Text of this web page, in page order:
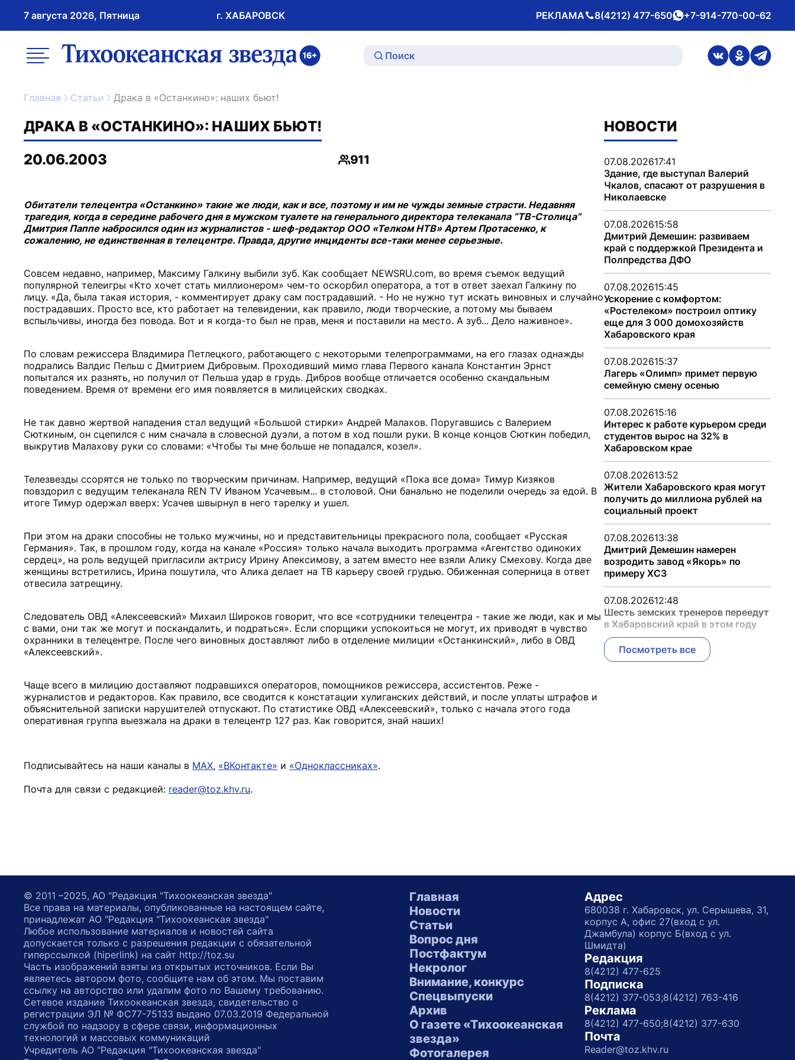
7 августа 2026, Пятница г. ХАБАРОВСК РЕКЛАМА
Телефон 8(4212) 477-650whatsApp
+7-914-770-00-62
меню ссылка на главную
ссылка на
ссылка на
Главная Статьи Драка в «Останкино»: наших бьют!
ДРАКА В «ОСТАНКИНО»: НАШИХ БЬЮТ!
20.06.2003
Просмотры
911
Обитатели телецентра «Останкино» такие же люди, как и все, поэтому и им не чужды земные страсти. Недавняя
трагедия, когда в середине рабочего дня в мужском туалете на генерального директора телеканала “ТВ-Столица”
Дмитрия Паппе набросился один из журналистов - шеф-редактор ООО «Телком НТВ» Артем Протасенко, к
сожалению, не единственная в телецентре. Правда, другие инциденты все-таки менее серьезные.
Совсем недавно, например, Максиму Галкину выбили зуб. Как сообщает NEWSRU.com, во время съемок ведущий
популярной телеигры «Кто хочет стать миллионером» чем-то оскорбил оператора, а тот в ответ заехал Галкину по
лицу. «Да, была такая история, - комментирует драку сам пострадавший. - Но не нужно тут искать виновных и случайно
пострадавших. Просто все, кто работает на телевидении, как правило, люди творческие, а потому мы бываем
вспыльчивы, иногда без повода. Вот и я когда-то был не прав, меня и поставили на место. А зуб... Дело наживное».
По словам режиссера Владимира Петлецкого, работающего с некоторыми телепрограммами, на его глазах однажды
подрались Валдис Пельш с Дмитрием Дибровым. Проходивший мимо глава Первого канала Константин Эрнст
попытался их разнять, но получил от Пельша удар в грудь. Дибров вообще отличается особенно скандальным
поведением. Время от времени его имя появляется в милицейских сводках.
Не так давно жертвой нападения стал ведущий «Большой стирки» Андрей Малахов. Поругавшись с Валерием
Сюткиным, он сцепился с ним сначала в словесной дуэли, а потом в ход пошли руки. В конце концов Сюткин победил,
выкрутив Малахову руки со словами: «Чтобы ты мне больше не попадался, козел».
Телезвезды ссорятся не только по творческим причинам. Например, ведущий «Пока все дома» Тимур Кизяков
повздорил с ведущим телеканала REN TV Иваном Усачевым... в столовой. Они банально не поделили очередь за едой. В
итоге Тимур одержал вверх: Усачев швырнул в него тарелку и ушел.
При этом на драки способны не только мужчины, но и представительницы прекрасного пола, сообщает «Русская
Германия». Так, в прошлом году, когда на канале «Россия» только начала выходить программа «Агентство одиноких
сердец», на роль ведущей пригласили актрису Ирину Апексимову, а затем вместо нее взяли Алику Смехову. Когда две
женщины встретились, Ирина пошутила, что Алика делает на ТВ карьеру своей грудью. Обиженная соперница в ответ
отвесила затрещину.
Следователь ОВД «Алексеевский» Михаил Широков говорит, что все «сотрудники телецентра - такие же люди, как и мы
с вами, они так же могут и поскандалить, и подраться». Если спорщики успокоиться не могут, их приводят в чувство
охранники в телецентре. После чего виновных доставляют либо в отделение милиции «Останкинский», либо в ОВД
«Алексеевский».
Чаще всего в милицию доставляют подравшихся операторов, помощников режиссера, ассистентов. Реже -
журналистов и редакторов. Как правило, все сводится к констатации хулиганских действий, и после уплаты штрафов и
объяснительной записки нарушителей отпускают. По статистике ОВД «Алексеевский», только с начала этого года
оперативная группа выезжала на драки в телецентр 127 раз. Как говорится, знай наших!
Подписывайтесь на наши каналы в MAX, «ВКонтакте» и «Одноклассниках».
Почта для связи с редакцией: reader@toz.khv.ru.
НОВОСТИ
07.08.202617:41
Здание, где выступал Валерий
Чкалов, спасают от разрушения в
Николаевске
07.08.202615:58
Дмитрий Демешин: развиваем
край с поддержкой Президента и
Полпредства ДФО
07.08.202615:45
Ускорение с комфортом:
«Ростелеком» построил оптику
еще для 3 000 домохозяйств
Хабаровского края
07.08.202615:37
Лагерь «Олимп» примет первую
семейную смену осенью
07.08.202615:16
Интерес к работе курьером среди
студентов вырос на 32% в
Хабаровском крае
07.08.202613:52
Жители Хабаровского края могут
получить до миллиона рублей на
социальный проект
07.08.202613:38
Дмитрий Демешин намерен
возродить завод «Якорь» по
примеру ХСЗ
07.08.202612:48
Шесть земских тренеров переедут
в Хабаровский край в этом году
Посмотреть все
Главная
Новости
Статьи
Вопрос дня
Постфактум
Некролог
Внимание, конкурс
Спецвыпуски
Архив
О газете «Тихоокеанская
звезда»
Фотогалерея
Адрес
680038 г. Хабаровск, ул. Серышева, 31,
корпус А, офис 27(вход с ул.
Джамбула) корпус Б(вход с ул.
Шмидта)
Редакция
8(4212) 477-625
Подписка
8(4212) 377-053;8(4212) 763-416
Реклама
8(4212) 477-650;8(4212) 377-630
Почта
Reader@toz.khv.ru
© 2011 –2025, АО "Редакция "Тихоокеанская звезда"
Все права на материалы, опубликованные на настоящем сайте,
принадлежат АО "Редакция "Тихоокеанская звезда"
Любое использование материалов и новостей сайта
допускается только с разрешения редакции с обязательной
гиперссылкой (hiperlink) на сайт http://toz.su
Часть изображений взяты из открытых источников. Если Вы
являетесь автором фото, сообщите нам об этом. Мы поставим
ссылку на авторство или удалим фото по Вашему требованию.
Сетевое издание Тихоокеанская звезда, свидетельство о
регистрации ЭЛ № ФС77-75133 выдано 07.03.2019 Федеральной
службой по надзору в сфере связи, информационных
технологий и массовых коммуникаций
Учредитель АО "Редакция "Тихоокеанская звезда"